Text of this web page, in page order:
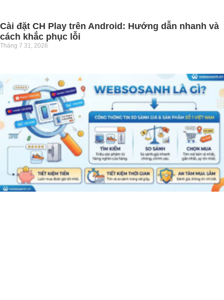
Cài đặt CH Play trên Android: Hướng dẫn nhanh và
cách khắc phục lỗi
Tháng 7 31, 2026